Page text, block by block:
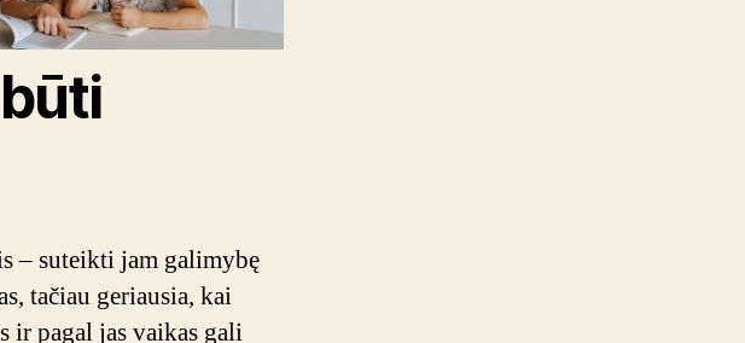
– suteikti jam galimybę
tačiau geriausia, kai
ir pagal jas vaikas gali